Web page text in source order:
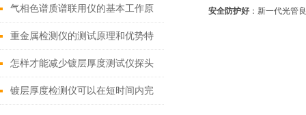
激发与捕捉的原子级“对话”
气相色谱质谱联用仪的基本工作原
理介绍
重金属检测仪的测试原理和优势特
征
怎样才能减少镀层厚度测试仪探头
的磨损？
镀层厚度检测仪可以在短时间内完
安全防护好 ：新一代光管